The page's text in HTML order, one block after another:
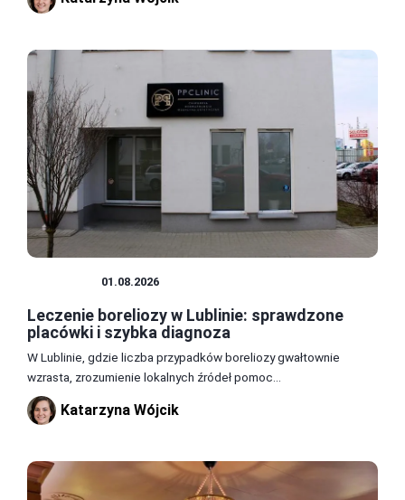
01.08.2026
Leczenie boreliozy w Lublinie: sprawdzone
placówki i szybka diagnoza
W Lublinie, gdzie liczba przypadków boreliozy gwałtownie
wzrasta, zrozumienie lokalnych źródeł pomoc...
Katarzyna Wójcik